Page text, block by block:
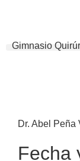
Gimnasio
Dr. Abel Peña
Fecha